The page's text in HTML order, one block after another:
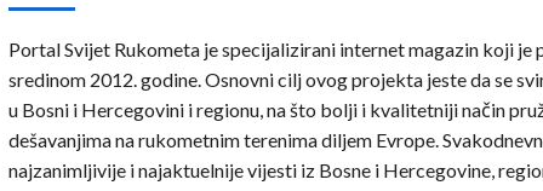
Portal Svijet Rukometa je specijalizirani internet magazin koji je
sredinom 2012. godine. Osnovni cilj ovog projekta jeste da se
u Bosni i Hercegovini i regionu, na što bolji i kvalitetniji način
dešavanjima na rukometnim terenima diljem Evrope.
najzanimljivije i najaktuelnije vijesti iz Bosne i Hercegovine,